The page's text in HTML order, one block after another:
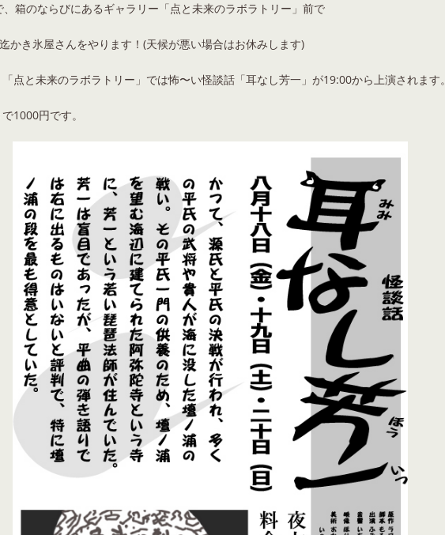
箱のならびにあるギャラリー「点と未来のラボラトリー」前で
かき氷屋さんをやります！(天候が悪い場合はお休みします)
点と未来のラボラトリー」では怖〜い怪談話「耳なし芳一」が19:00から上演されます。
1000円です。